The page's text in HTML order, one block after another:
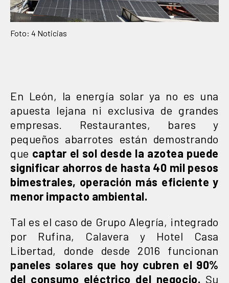
Foto: 4 Noticias
En León, la energía solar ya no es una
apuesta lejana ni exclusiva de grandes
empresas. Restaurantes, bares y
pequeños abarrotes están demostrando
que captar el sol desde la azotea puede
significar ahorros de hasta 40 mil pesos
bimestrales, operación más eficiente y
menor impacto ambiental.
Tal es el caso de Grupo Alegría, integrado
por Rufina, Calavera y Hotel Casa
Libertad, donde desde 2016 funcionan
paneles solares que hoy cubren el 90%
del consumo eléctrico del negocio. Su